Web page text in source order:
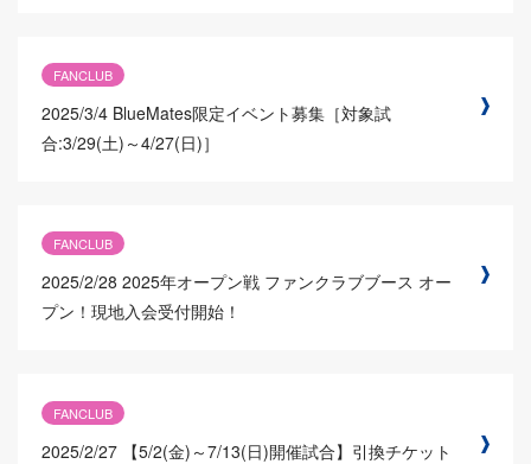
FANCLUB
2025/3/4 BlueMates限定イベント募集［対象試
合:3/29(土)～4/27(日)］
FANCLUB
2025/2/28 2025年オープン戦 ファンクラブブース オー
プン！現地入会受付開始！
FANCLUB
2025/2/27 【5/2(金)～7/13(日)開催試合】引換チケット